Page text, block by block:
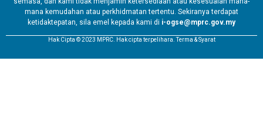
mana kemudahan atau perkhidmatan tertentu. Sekiranya terdapat
ketidaktepatan, sila emel kepada kami di i-ogse@mprc.gov.my
Hak Cipta © 2023 MPRC. Hak cipta terpelihara. Terma & Syarat